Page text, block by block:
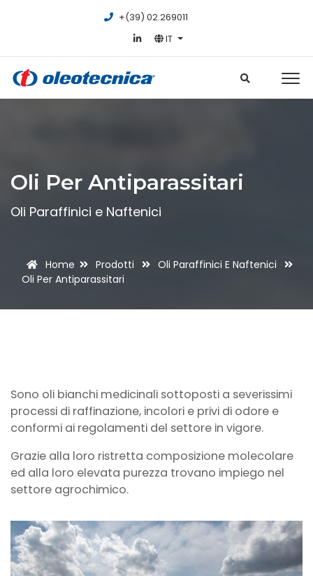
+(39) 02.269011
IT
Oli Per Antiparassitari
Oli Paraffinici e Naftenici
Home Prodotti
Oli Paraffinici E Naftenici
Oli Per Antiparassitari
Sono oli bianchi medicinali sottoposti a severissimi
processi di raffinazione, incolori e privi di odore e
conformi ai regolamenti del settore in vigore.
Grazie alla loro ristretta composizione molecolare
ed alla loro elevata purezza trovano impiego nel
settore agrochimico.